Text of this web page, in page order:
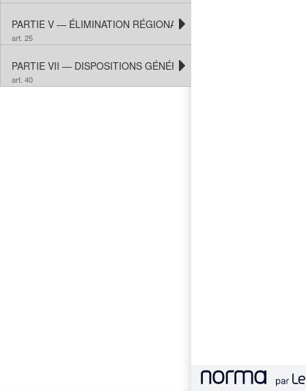
PARTIE V — ÉLIMINATION RÉGIONALE DES DÉCHETS
art. 25
PARTIE VII — DISPOSITIONS GÉNÉRALES
art. 40